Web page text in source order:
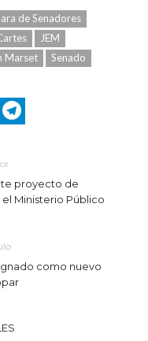
de Senadores
JEM
Marset Senado
proyecto de
Ministerio Público
como nuevo